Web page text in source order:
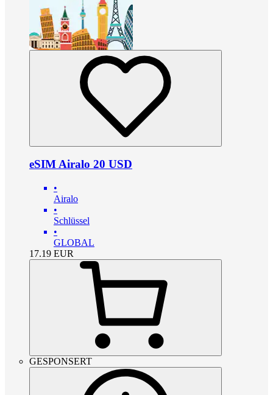
eSIM Airalo 20 USD
•
Airalo
•
Schlüssel
•
GLOBAL
17.19 EUR
GESPONSERT